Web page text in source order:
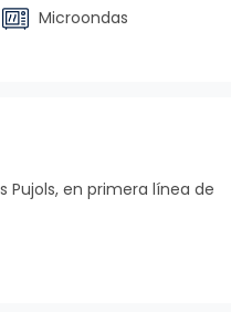
Microondas
Pujols, en primera línea de